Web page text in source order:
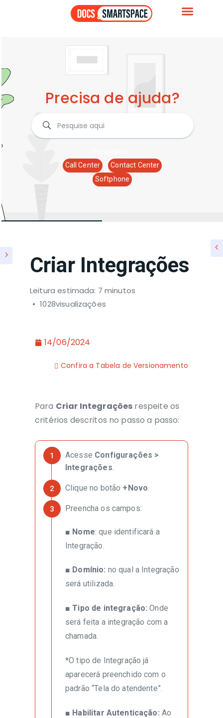
Precisa de ajuda?
Call Center
Contact Center
Softphone
Criar Integrações
Leitura estimada: 7 minutos
1028visualizações
14/06/2024
Confira a Tabela de Versionamento
Para Criar Integrações respeite os
critérios descritos no passo a passo:
Acesse Configurações >
Integrações.
Clique no botão +Novo.
Preencha os campos:
■ Nome: que identificará a
Integração.
■ Domínio: no qual a Integração
será utilizada.
■ Tipo de integração: Onde
será feita a integração com a
chamada.
*O tipo de Integração já
aparecerá preenchido com o
padrão “Tela do atendente”.
■ Habilitar Autenticação: Ao